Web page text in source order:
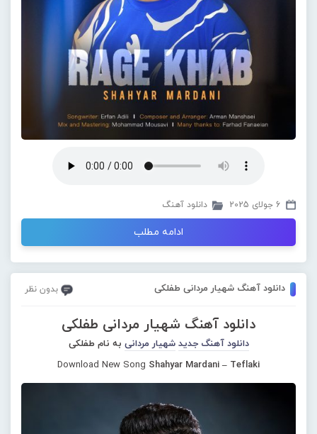
6 جولای 2025 دانلود آهنگ
ادامه مطلب
دانلود آهنگ شهیار مردانی طفلکی بدون نظر
دانلود آهنگ شهیار مردانی طفلکی
دانلود آهنگ جدید شهیار مردانی به نام طفلکی
Download New Song Shahyar Mardani – Teflaki